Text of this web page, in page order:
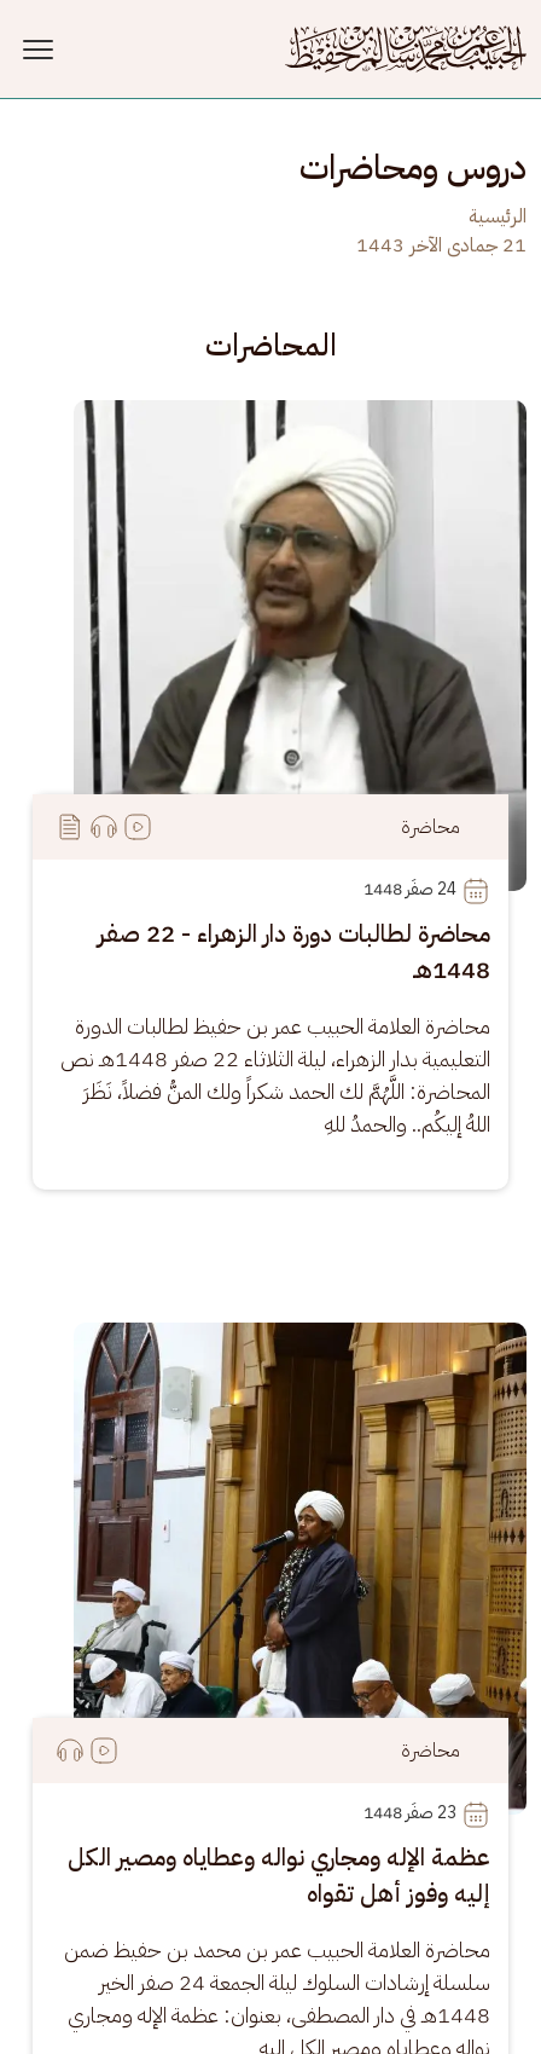
دروس ومحاضرات
الرئيسية
21 جمادى الآخر 1443
المحاضرات
الصورة
محاضرة
24
محاضرة لطالبات دورة دار الزهراء - 22 صفر
1448هـ
محاضرة العلامة الحبيب عمر بن حفيظ لطالبات الدورة
التعليمية بدار الزهراء، ليلة الثلاثاء 22 صفر 1448هـ نص
المحاضرة: اللَّهُمَّ لك الحمد شكراً ولك المنُّ فضلاً، نَظَرَ
اللهُ إليكُم.. والحمدُ للهِ
الصورة
محاضرة
23
عظمة الإله ومجاري نواله وعطاياه ومصير الكل
إليه وفوز أهل تقواه
محاضرة العلامة الحبيب عمر بن محمد بن حفيظ ضمن
سلسلة إرشادات السلوك ليلة الجمعة 24 صفر الخير
1448هـ في دار المصطفى، بعنوان: عظمة الإله ومجاري
نواله وعطاياه ومصير الكل إليه